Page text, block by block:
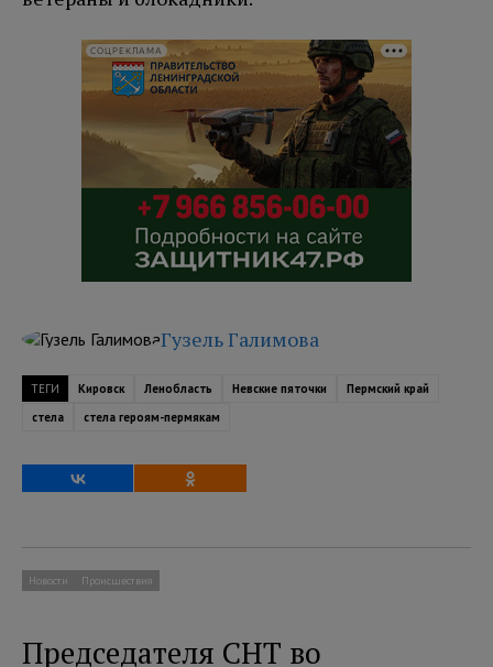
СОЦРЕКЛАМА
Гузель Галимова
ТЕГИ Кировск Ленобласть Невские пяточки
Пермский край
стела
стела героям-пермякам
Новости Происшествия
Председателя СНТ во